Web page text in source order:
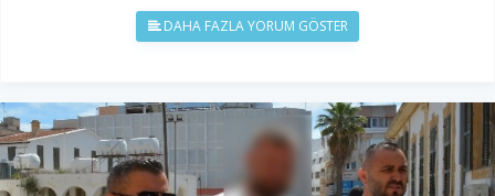
DAHA FAZLA YORUM GÖSTER